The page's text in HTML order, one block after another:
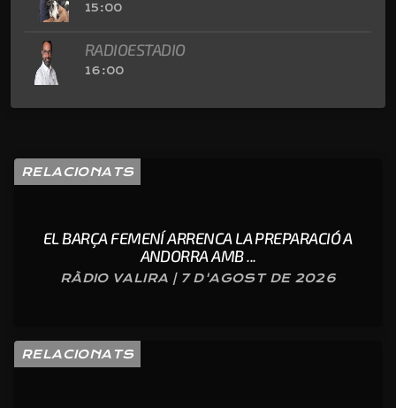
15:00
RADIOESTADIO
16:00
RELACIONATS
EL BARÇA FEMENÍ ARRENCA LA PREPARACIÓ A
ANDORRA AMB ...
RÀDIO VALIRA | 7 D'AGOST DE 2026
RELACIONATS